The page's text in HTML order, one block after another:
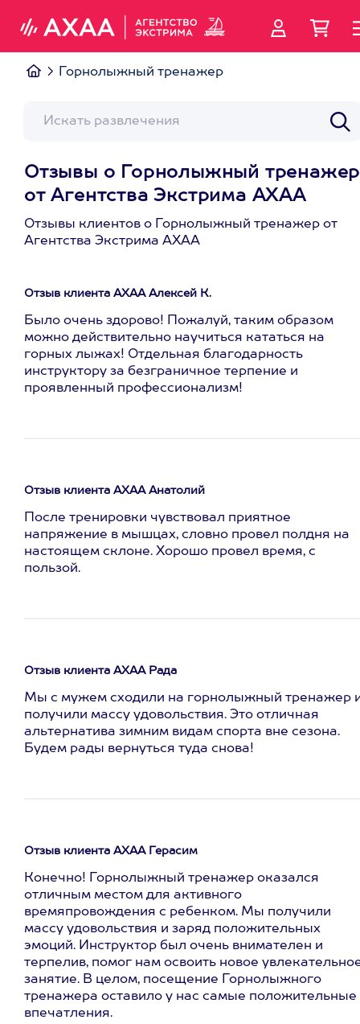
Горнолыжный тренажер
Отзывы о Горнолыжный тренажер
от Агентства Экстрима АХАА
Отзывы клиентов о Горнолыжный тренажер от
Агентства Экстрима АХАА
Отзыв клиента АХАА Алексей К.
Было очень здорово! Пожалуй, таким образом
можно действительно научиться кататься на
горных лыжах! Отдельная благодарность
инструктору за безграничное терпение и
проявленный профессионализм!
Отзыв клиента АХАА Анатолий
После тренировки чувствовал приятное
напряжение в мышцах, словно провел полдня на
настоящем склоне. Хорошо провел время, с
пользой.
Отзыв клиента АХАА Рада
Мы с мужем сходили на горнолыжный тренажер
получили массу удовольствия. Это отличная
альтернатива зимним видам спорта вне сезона.
Будем рады вернуться туда снова!
Отзыв клиента АХАА Герасим
Конечно! Горнолыжный тренажер оказался
отличным местом для активного
времяпровождения с ребенком. Мы получили
массу удовольствия и заряд положительных
эмоций. Инструктор был очень внимателен и
терпелив, помог нам освоить новое
занятие. В целом, посещение Горнолыжного
тренажера оставило у нас самые положительные
впечатления.